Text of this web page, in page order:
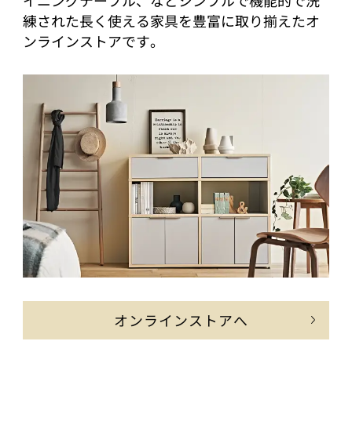
練された長く使える家具を豊富に取り揃えたオ
ンラインストアです。
オンラインストアへ